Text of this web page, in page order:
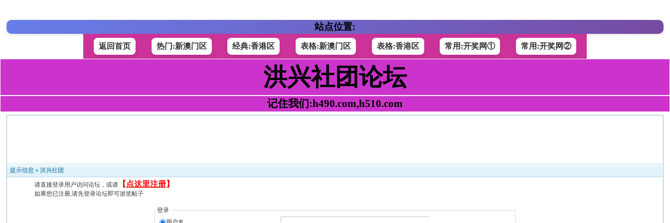
站点位置:
返回首页 热门:新澳门区 经典:香港区 表格:新澳门区 表格:香港区 常用:开奖网① 常用:开奖网②
洪兴社团论坛
记住我们:h490.com,h510.com
提示信息 »洪兴社团
请直接登录用户访问论坛，或请 【 点这里注册】
如果您已注册,请先登录论坛即可游览帖子
登录